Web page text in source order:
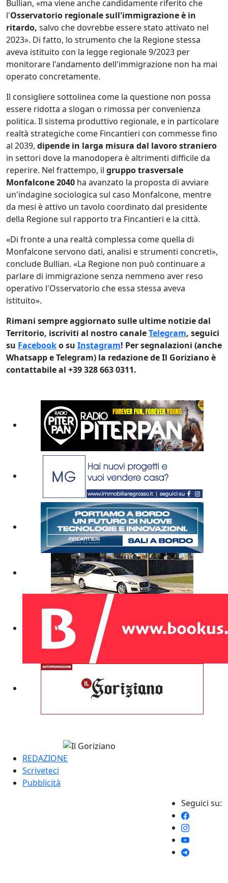
Bullian, «ma viene anche candidamente riferito che
l'Osservatorio regionale sull'immigrazione è in
ritardo, salvo che dovrebbe essere stato attivato nel
2023». Di fatto, lo strumento che la Regione stessa
aveva istituito con la legge regionale 9/2023 per
monitorare l'andamento dell'immigrazione non ha mai
operato concretamente.
Il consigliere sottolinea come la questione non possa
essere ridotta a slogan o rimossa per convenienza
politica. Il sistema produttivo regionale, e in particolare
realtà strategiche come Fincantieri con commesse fino
al 2039, dipende in larga misura dal lavoro straniero
in settori dove la manodopera è altrimenti difficile da
reperire. Nel frattempo, il gruppo trasversale
Monfalcone 2040 ha avanzato la proposta di avviare
un'indagine sociologica sul caso Monfalcone, mentre
da mesi è attivo un tavolo coordinato dal presidente
della Regione sul rapporto tra Fincantieri e la città.
«Di fronte a una realtà complessa come quella di
Monfalcone servono dati, analisi e strumenti concreti»,
conclude Bullian. «La Regione non può continuare a
parlare di immigrazione senza nemmeno aver reso
operativo l'Osservatorio che essa stessa aveva
istituito».
Rimani sempre aggiornato sulle ultime notizie dal
Territorio, iscriviti al nostro canaleTelegram, seguici
su Facebooko su Instagram! Per segnalazioni (anche
Whatsapp e Telegram) la redazione de Il Goriziano è
contattabile al +39 328 663 0311.
REDAZIONE
Scriveteci
Pubblicità
Seguici su: